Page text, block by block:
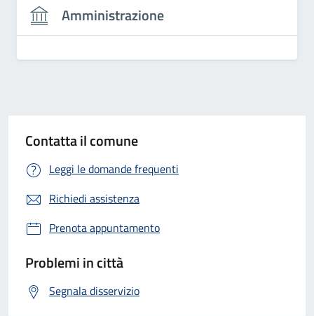
Amministrazione
Contatta il comune
Leggi le domande frequenti
Richiedi assistenza
Prenota appuntamento
Problemi in città
Segnala disservizio